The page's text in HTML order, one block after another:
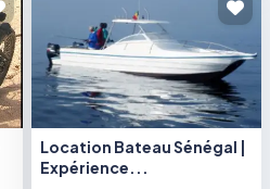
Location Bateau Sénégal |
Expérience...